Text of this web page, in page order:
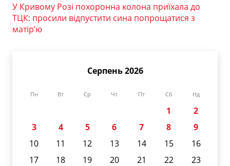
У Кривому Розі похоронна колона приїхала до
ТЦК: просили відпустити сина попрощатися з
матір’ю
Серпень 2026
Пн Вт Ср Чт Пт Сб Нд
1
2
3
4 5 6 7 8
9
10
11 12 13 14 15
16
17
18 19 20 21 22
23